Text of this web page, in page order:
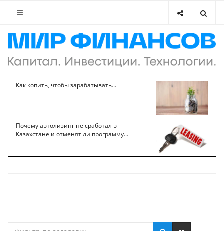
Как копить, чтобы зарабатывать...
Почему автолизинг не сработал в
Казахстане и отменят ли программу...